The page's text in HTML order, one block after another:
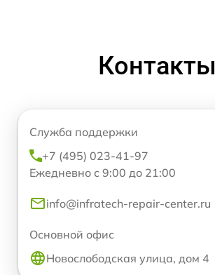
Контакты
Служба поддержки
+7 (495) 023-41-97
Ежедневно с 9:00 до 21:00
info@infratech-repair-center.ru
Основной офис
Новослободская улица, дом 4